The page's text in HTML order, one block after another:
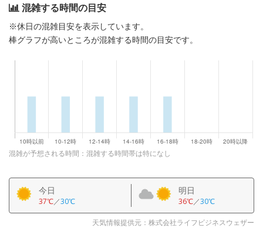
混雑する時間の目安
※休日の混雑目安を表示しています。
棒グラフが高いところが混雑する時間の目安です。
混雑が予想される時間：混雑する時間帯は特になし
今日
37℃／30℃
明日
36℃／30℃
天気情報提供元：株式会社ライフビジネスウェザー